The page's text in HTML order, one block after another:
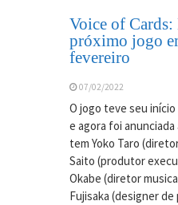
Voice of
próximo jogo
fevereiro
07/02/2022
O jogo teve seu
e agora foi
tem Yoko Taro
Saito (produtor
Okabe (diretor
Fujisaka (designer